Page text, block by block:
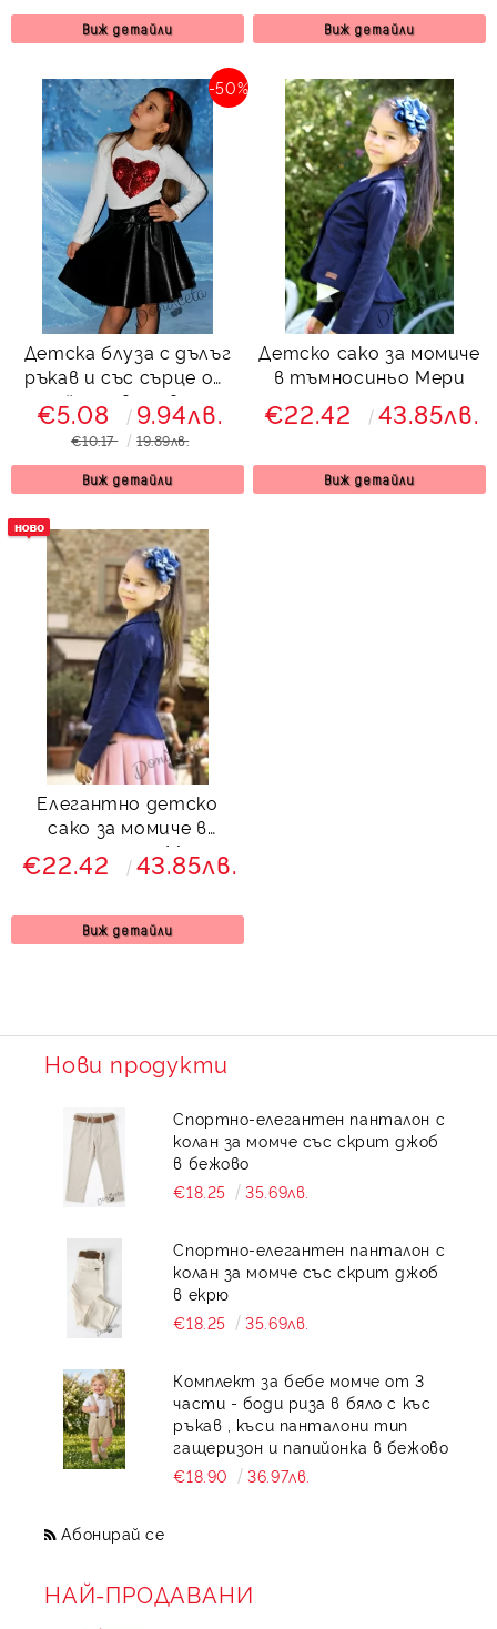
Виж детайли Виж детайли
Детска блуза с дълъг
ръкав и със сърце от
пайети в червено
-50%
€5.08 9.94лв.
€10.17 19.89лв.
Виж детайли
Детско сако за момиче
в тъмносиньо Мери
€22.42 43.85лв.
Виж детайли
Елегантно детско
сако за момиче в
тъмносиньо Мери
€22.42 43.85лв.
Виж детайли
Нови продукти
Спортно-елегантен панталон с
колан за момче със скрит джоб
в бежово
€18.25
35.69лв.
Спортно-елегантен панталон с
колан за момче със скрит джоб
в екрю
€18.25
35.69лв.
Комплект за бебе момче от 3
части - боди риза в бяло с къс
ръкав , къси панталони тип
гащеризон и папийонка в бежово
€18.90
36.97лв.
Абонирай се
НАЙ-ПРОДАВАНИ